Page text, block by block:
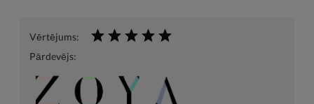
Vērtējums:
Pārdevējs: